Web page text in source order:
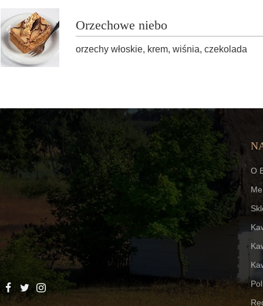
orzechy włoskie, krem, wiśnia, czekolada
Orzechowe niebo
O